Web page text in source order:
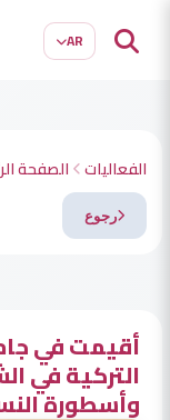
AR
الصفحة الفعاليات
رجوع
أقيمت في
التركية في
وأسطورة